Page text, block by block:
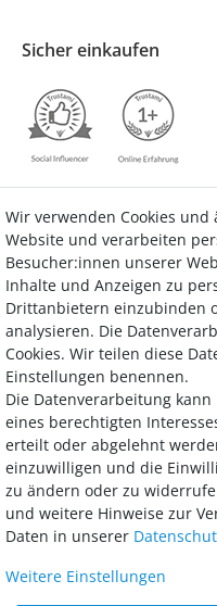
Sicher einkaufen
Vertrag
Bezahlung
Wir bieten Ihnen viele
Bezahlung.
Wir verwenden Cookies
Website und verarbeiten
Besucher:innen unserer
Inhalte und Anzeigen zu
Drittanbietern einzubinden
analysieren. Die
Cookies. Wir teilen diese
Einstellungen benennen.
Die Datenverarbeitung
eines berechtigten
erteilt oder abgelehnt
einzuwilligen und die
zu ändern oder zu
und weitere Hinweise zur
Daten in unserer
Weitere Einstellungen